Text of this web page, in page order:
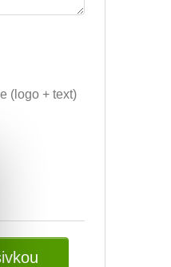
(logo + text)